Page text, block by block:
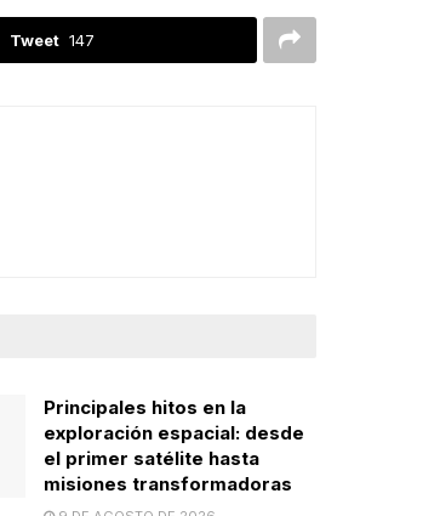
Tweet 147
Principales hitos en la
exploración espacial: desde
el primer satélite hasta
misiones transformadoras